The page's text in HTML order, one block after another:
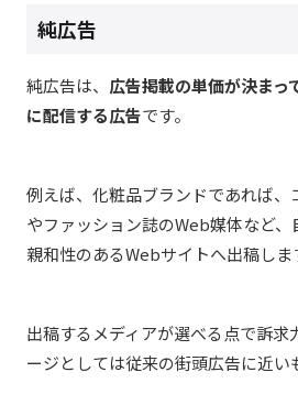
純広告
純広告は、 広告掲載の単価が決まっ
に配信する広告です。
例えば、化粧品ブランドであれば、
やファッション誌のWeb媒体など
親和性のあるWebサイトへ出稿しま
出稿するメディアが選べる点で訴求
ージとしては従来の街頭広告に近い